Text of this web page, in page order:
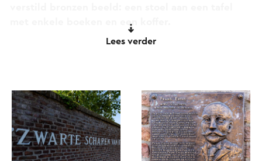
met enkele boeken en een koffer.
buitenmuur is een bronzen plaquette geplaatst
waarin gegevens zijn vervat omtrent leven en
werken van Frans Erens en een tekstregel uit
Zondagavondstemming te vinden in het boek
Suggesties.
Lees verder